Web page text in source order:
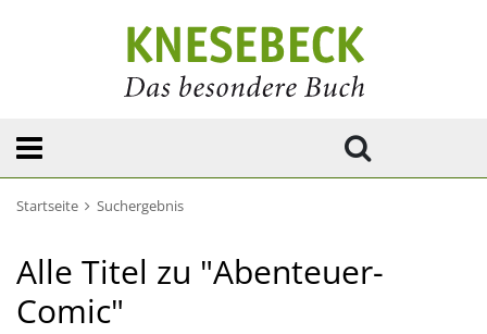
Startseite Suchergebnis
Alle Titel zu "Abenteuer-
Comic"